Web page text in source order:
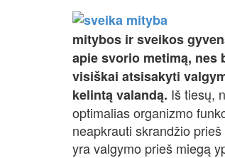
mitybos ir sveikos
apie svorio metimą, nes
visiškai atsisakyti
kelintą valandą. Iš tiesų,
optimalias organizmo
neapkrauti skrandžio
yra valgymo prieš miegą